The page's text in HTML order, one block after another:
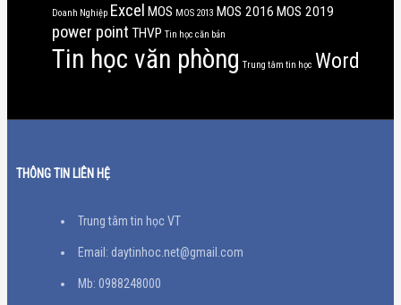
Doanh Nghiệp Excel MOS MOS 2013 MOS 2016 MOS 2019
power point THVP Tin học căn bản
Tin học văn phòng Trung tâm tin học Word
THÔNG TIN LIÊN HỆ
Trung tâm tin học VT
Email: daytinhoc.net@gmail.com
Mb: 0988248000